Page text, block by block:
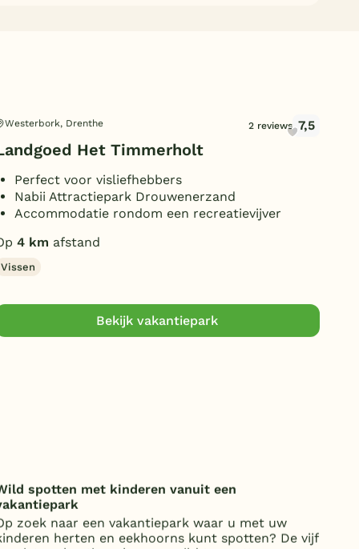
Westerbork, Drenthe 2 reviews 7,5
Het Timmerholt
Perfect voor visliefhebbers
Nabii Attractiepark Drouwenerzand
Accommodatie rondom een recreatievijver
4 km afstand
Vissen
Bekijk vakantiepark
spotten met kinderen vanuit een
zoek naar een vakantiepark waar u met uw
herten en eekhoorns kunt spotten? De vijf